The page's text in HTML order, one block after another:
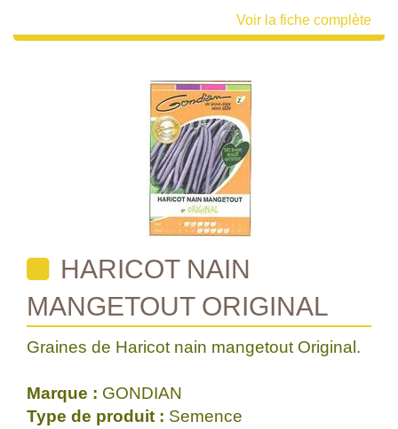
Voir la fiche complète
HARICOT NAIN
MANGETOUT ORIGINAL
Graines de Haricot nain mangetout Original.
Marque : GONDIAN
Type de produit : Semence